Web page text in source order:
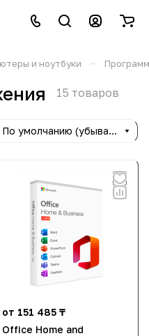
и ноутбуки –
15 товаров
По умолчанию (убывание)
от 151 485 ₸
Office Home and